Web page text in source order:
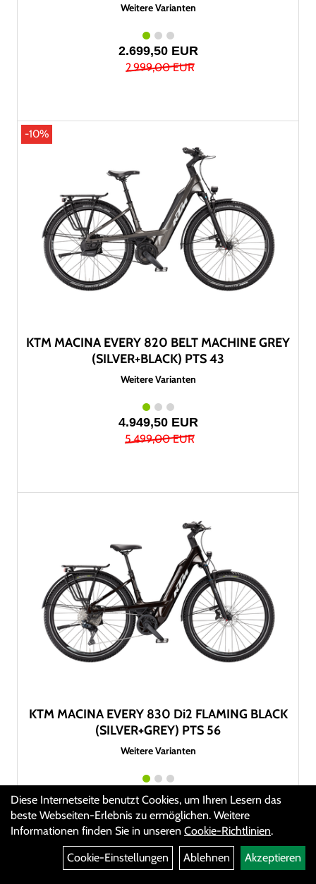
Weitere Varianten
2.699,50 EUR
2.999,00 EUR
-10%
KTM MACINA EVERY 820 BELT MACHINE GREY
(SILVER+BLACK) PTS 43
Weitere Varianten
4.949,50 EUR
5.499,00 EUR
KTM MACINA EVERY 830 Di2 FLAMING BLACK
(SILVER+GREY) PTS 56
Weitere Varianten
4.999,00 EUR
Diese Internetseite benutzt Cookies, um Ihren Lesern das
beste Webseiten-Erlebnis zu ermöglichen. Weitere
Informationen finden Sie in unseren Cookie-Richtlinien.
Cookie-Einstellungen
Ablehnen Akzeptieren